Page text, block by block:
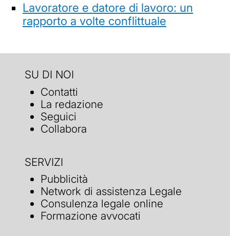
Lavoratore e datore di lavoro: un
rapporto a volte conflittuale
SU DI NOI
Contatti
La redazione
Seguici
Collabora
SERVIZI
Pubblicità
Network di assistenza Legale
Consulenza legale online
Formazione avvocati